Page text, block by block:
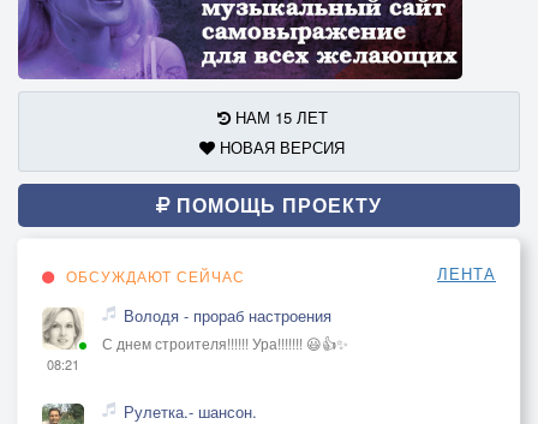
НАМ 15 ЛЕТ
НОВАЯ ВЕРСИЯ
ПОМОЩЬ ПРОЕКТУ
ОБСУЖДАЮТ СЕЙЧАС ЛЕНТА
08:21
Володя - прораб настроения
С днем строителя!!!!!! Ура!!!!!!! 😃👍✨
Рулетка.- шансон.